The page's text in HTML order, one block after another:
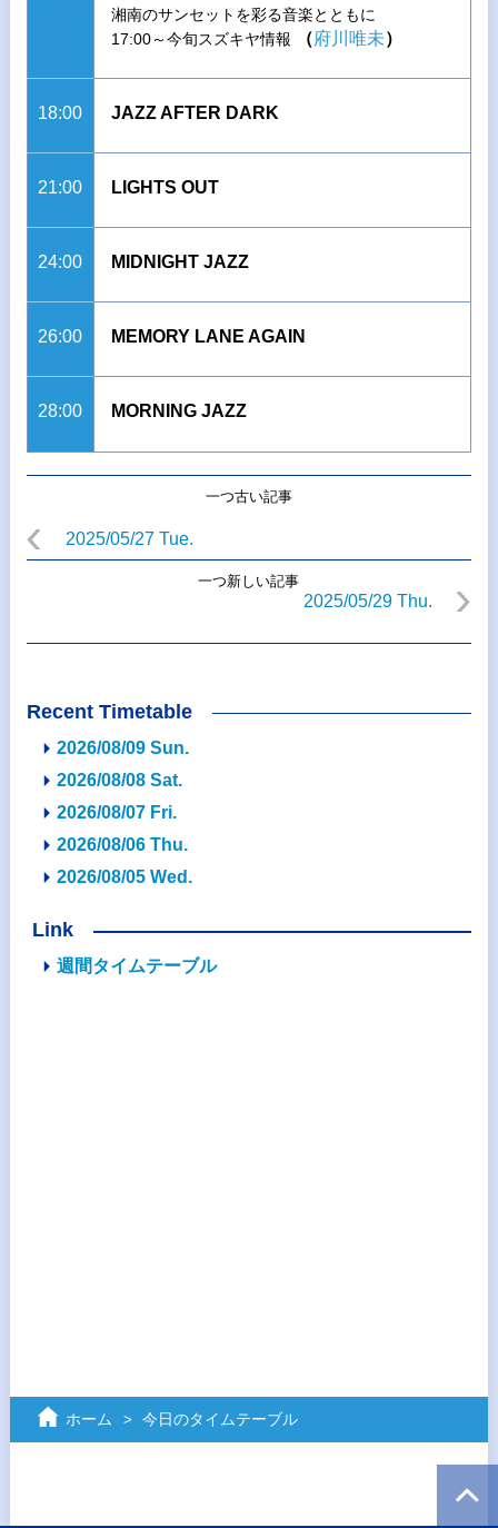
湘南のサンセットを彩る音楽とともに
17:00～今旬スズキヤ情報
（府川唯未）
18:00 JAZZ AFTER DARK
21:00 LIGHTS OUT
24:00 MIDNIGHT JAZZ
26:00 MEMORY LANE AGAIN
28:00 MORNING JAZZ
一つ古い記事
2025/05/27 Tue.
一つ新しい記事
2025/05/29 Thu.
Recent Timetable
2026/08/09 Sun.
2026/08/08 Sat.
2026/08/07 Fri.
2026/08/06 Thu.
2026/08/05 Wed.
Link
週間タイムテーブル
ホーム 今日のタイムテーブル